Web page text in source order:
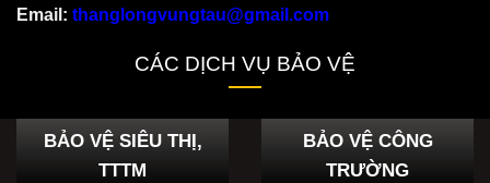
Email: thanglongvungtau@gmail.com
CÁC DỊCH VỤ BẢO VỆ
BẢO VỆ SIÊU THỊ,
TTTM
BẢO VỆ CÔNG
TRƯỜNG